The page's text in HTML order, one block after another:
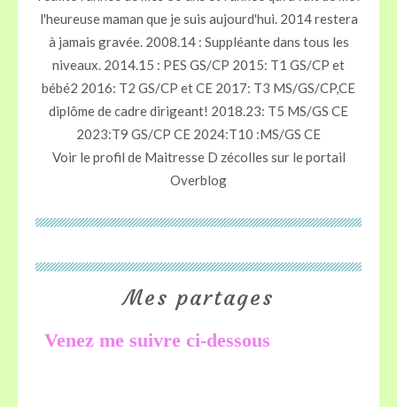
l'heureuse maman que je suis aujourd'hui. 2014 restera
à jamais gravée. 2008.14 : Suppléante dans tous les
niveaux. 2014.15 : PES GS/CP 2015: T1 GS/CP et
bébé2 2016: T2 GS/CP et CE 2017: T3 MS/GS/CP,CE
diplôme de cadre dirigeant! 2018.23: T5 MS/GS CE
2023:T9 GS/CP CE 2024:T10 :MS/GS CE
Voir le profil de Maitresse D zécolles sur le portail
Overblog
Mes partages
Venez me suivre ci-dessous